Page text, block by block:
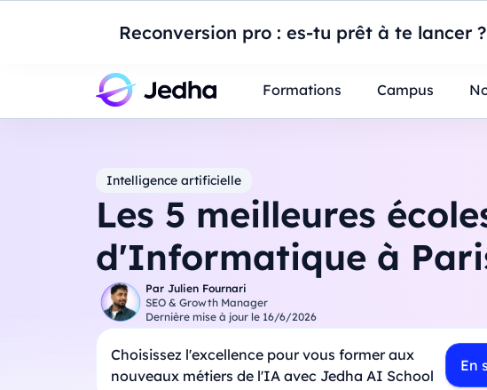
Reconversion pro : es-tu prêt à te lancer
Introduction à Power BI :
Étudiants Parents
Formations Campus
Intelligence artificielle
Les 5 meilleures
d'Informatique à
Par Julien Fournari
SEO & Growth Manager
Dernière mise à jour le 16/6/2026
Choisissez l'excellence pour vous former aux
nouveaux métiers de l'IA avec Jedha AI School
En